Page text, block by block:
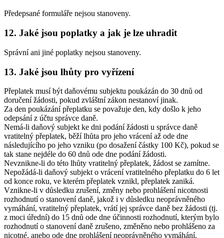
Předepsané formuláře nejsou stanoveny.
12. Jaké jsou poplatky a jak je lze uhradit
Správní ani jiné poplatky nejsou stanoveny.
13. Jaké jsou lhůty pro vyřízení
Přeplatek musí být daňovému subjektu poukázán do 30 dnů od
doručení žádosti, pokud zvláštní zákon nestanoví jinak.
Za den poukázání přeplatku se považuje den, kdy došlo k jeho
odepsání z účtu správce daně.
Nemá-li daňový subjekt ke dni podání žádosti u správce daně
vratitelný přeplatek, běží lhůta pro jeho vrácení až ode dne
následujícího po jeho vzniku (po dosažení částky 100 Kč), pokud se
tak stane nejdéle do 60 dnů ode dne podání žádosti.
Nevznikne-li do této lhůty vratitelný přeplatek, žádost se zamítne.
Nepožádá-li daňový subjekt o vrácení vratitelného přeplatku do 6 let
od konce roku, ve kterém přeplatek vznikl, přeplatek zaniká.
Vznikne-li v důsledku zrušení, změny nebo prohlášení nicotnosti
rozhodnutí o stanovení daně, jakož i v důsledku neoprávněného
vymáhání, vratitelný přeplatek, vrátí jej správce daně bez žádosti (tj.
z moci úřední) do 15 dnů ode dne účinnosti rozhodnutí, kterým bylo
rozhodnutí o stanovení daně zrušeno, změněno nebo prohlášeno za
nicotné, anebo ode dne prohlášení neoprávněného vymáhání.